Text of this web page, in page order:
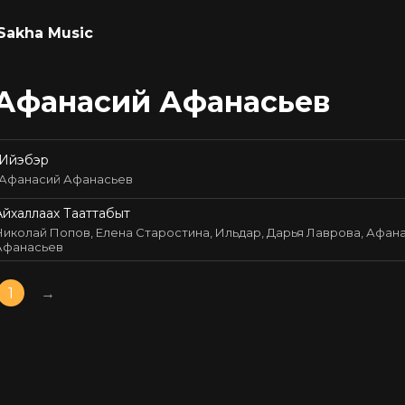
Music
Афанасьев
Афанасьев
Тааттабыт
Попов, Елена Старостина, Ильдар, Дарья Лаврова,
1 →